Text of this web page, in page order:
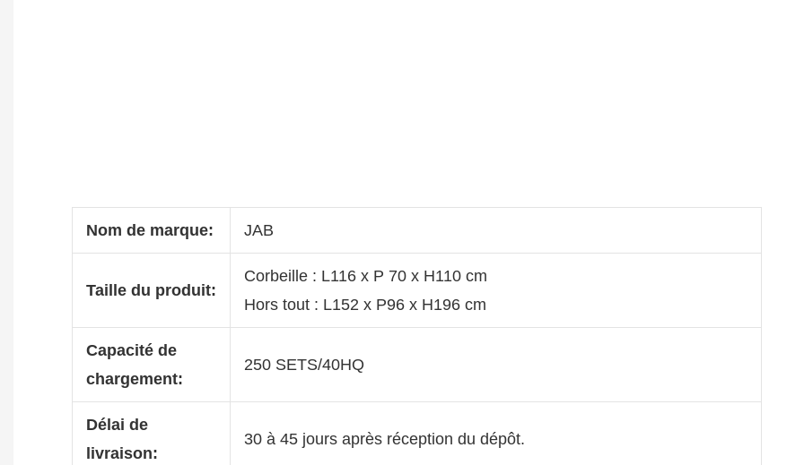
Nom de marque: JAB
Taille du produit:
Corbeille : L116 x P 70 x H110 cm
Hors tout : L152 x P96 x H196 cm
Capacité de
chargement:
250 SETS/40HQ
Délai de
livraison:
30 à 45 jours après réception du dépôt.